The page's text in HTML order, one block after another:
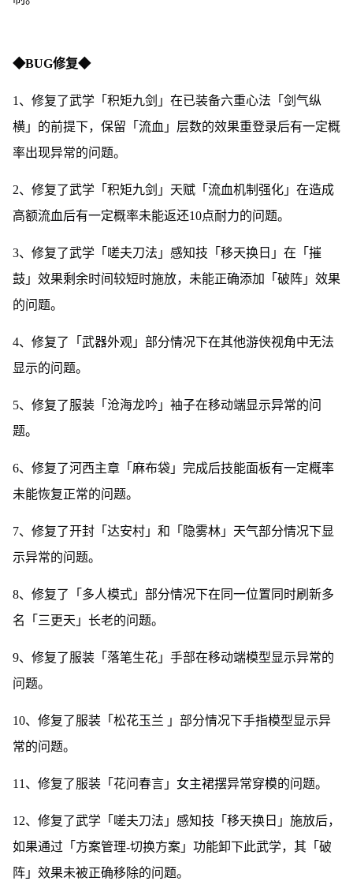
◆BUG修复◆
1、修复了武学「积矩九剑」在已装备六重心法「剑气纵
横」的前提下，保留「流血」层数的效果重登录后有一定概
率出现异常的问题。
2、修复了武学「积矩九剑」天赋「流血机制强化」在造成
高额流血后有一定概率未能返还10点耐力的问题。
3、修复了武学「嗟夫刀法」感知技「移天换日」在「摧
鼓」效果剩余时间较短时施放，未能正确添加「破阵」效果
的问题。
4、修复了「武器外观」部分情况下在其他游侠视角中无法
显示的问题。
5、修复了服装「沧海龙吟」袖子在移动端显示异常的问
题。
6、修复了河西主章「麻布袋」完成后技能面板有一定概率
未能恢复正常的问题。
7、修复了开封「达安村」和「隐雾林」天气部分情况下显
示异常的问题。
8、修复了「多人模式」部分情况下在同一位置同时刷新多
名「三更天」长老的问题。
9、修复了服装「落笔生花」手部在移动端模型显示异常的
问题。
10、修复了服装「松花玉兰 」部分情况下手指模型显示异
常的问题。
11、修复了服装「花问春言」女主裙摆异常穿模的问题。
12、修复了武学「嗟夫刀法」感知技「移天换日」施放后，
如果通过「方案管理-切换方案」功能卸下此武学，其「破
阵」效果未被正确移除的问题。